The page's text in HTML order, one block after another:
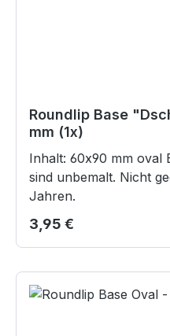
Roundlip Base
mm (1x)
Inhalt: 60x90 mm oval Base aus Resin Die Bases
sind unbemalt. Nicht
Jahren.
Regulärer Preis:
3,95 €